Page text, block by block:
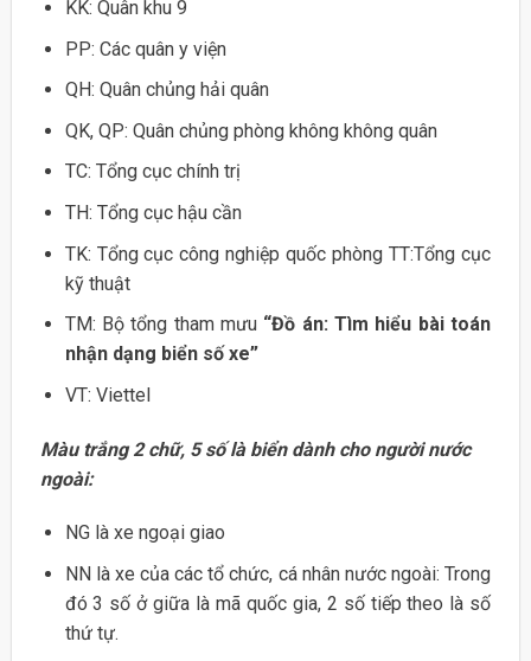
KK: Quân khu 9
PP: Các quân y viện
QH: Quân chủng hải quân
QK, QP: Quân chủng phòng không không quân
TC: Tổng cục chính trị
TH: Tổng cục hậu cần
TK: Tổng cục công nghiệp quốc phòng TT:Tổng cục
kỹ thuật
TM: Bộ tổng tham mưu “Đồ án: Tìm hiểu bài toán
nhận dạng biển số xe”
VT: Viettel
Màu trắng 2 chữ, 5 số là biển dành cho người nước
ngoài:
NG là xe ngoại giao
NN là xe của các tổ chức, cá nhân nước ngoài: Trong
đó 3 số ở giữa là mã quốc gia, 2 số tiếp theo là số
thứ tự.